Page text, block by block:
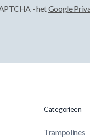
- hetGoogle
Categorieën
Trampolines